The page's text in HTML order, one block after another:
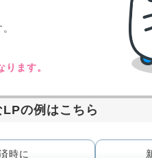
ます。
の例はこちら
時に